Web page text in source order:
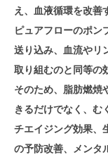
え、血液循環を改善
ピュアフローのポン
送り込み、血流やリ
取り組むのと同等の
そのため、脂肪燃焼
きるだけでなく、む
チエイジング効果、
の予防改善、メンタ